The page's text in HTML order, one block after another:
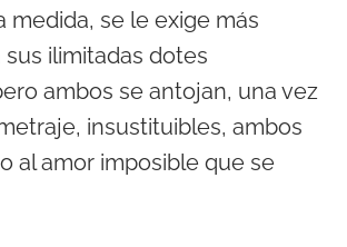
medida, se le exige más
ilimitadas dotes
ambos se antojan, una vez
insustituibles, ambos
al amor imposible que se